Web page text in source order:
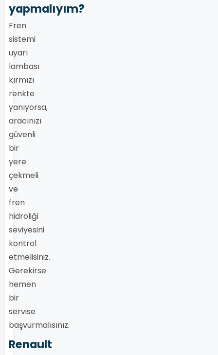
yapmalıyım?
Fren
sistemi
uyarı
lambası
kırmızı
renkte
yanıyorsa,
aracınızı
güvenli
bir
yere
çekmeli
ve
fren
hidroliği
seviyesini
kontrol
etmelisiniz.
Gerekirse
hemen
bir
servise
başvurmalısınız.
Renault